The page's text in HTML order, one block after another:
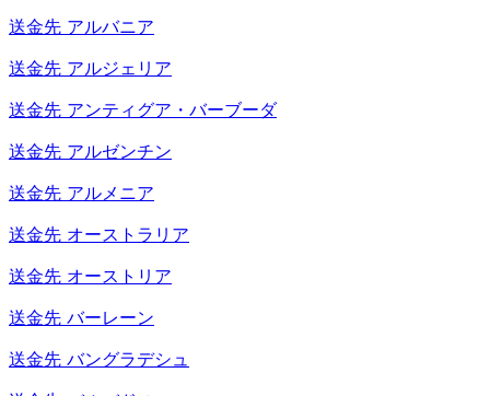
送金先 アルバニア
送金先 アルジェリア
送金先 アンティグア・バーブーダ
送金先 アルゼンチン
送金先 アルメニア
送金先 オーストラリア
送金先 オーストリア
送金先 バーレーン
送金先 バングラデシュ